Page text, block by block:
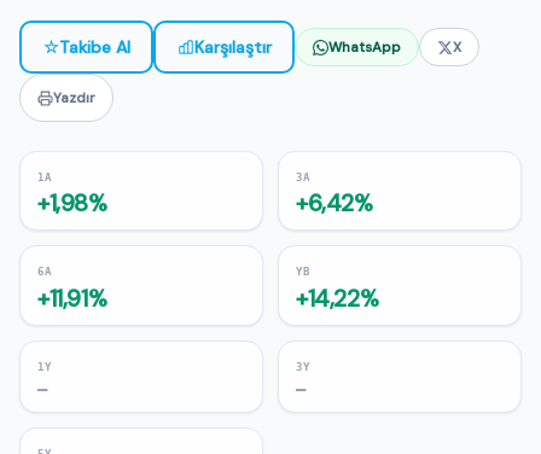
☆Takibe Al Karşılaştır WhatsApp X
Yazdır
1A
+1,98%
3A
+6,42%
6A
+11,91%
YB
+14,22%
1Y
—
3Y
—